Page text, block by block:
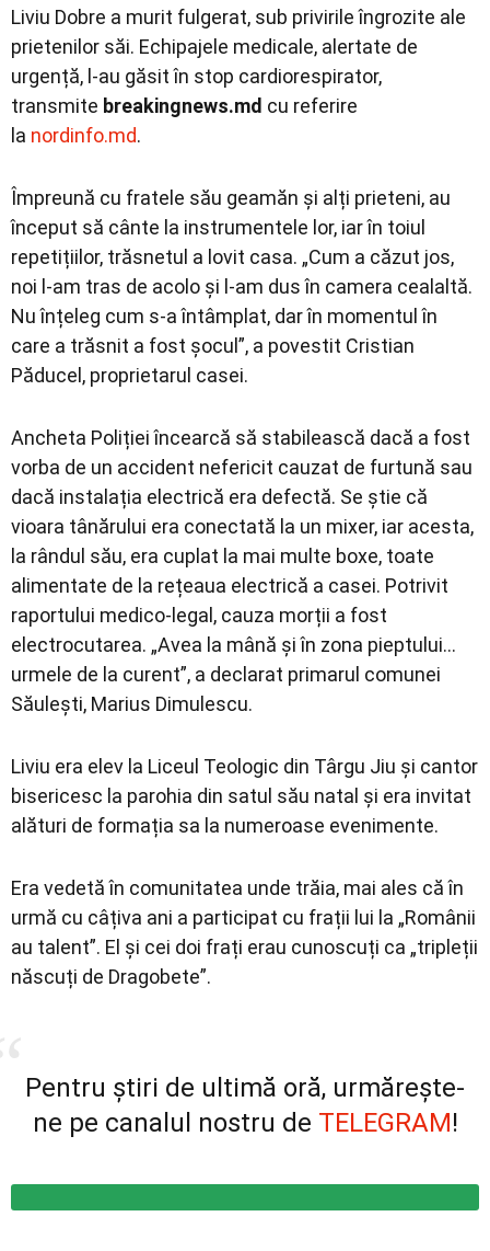
Liviu Dobre a murit fulgerat, sub privirile îngrozite ale
prietenilor săi. Echipajele medicale, alertate de
urgență, l-au găsit în stop cardiorespirator,
transmite breakingnews.md cu referire
la nordinfo.md.
Împreună cu fratele său geamăn și alți prieteni, au
început să cânte la instrumentele lor, iar în toiul
repetițiilor, trăsnetul a lovit casa. „Cum a căzut jos,
noi l-am tras de acolo și l-am dus în camera cealaltă.
Nu înțeleg cum s-a întâmplat, dar în momentul în
care a trăsnit a fost șocul”, a povestit Cristian
Păducel, proprietarul casei.
Ancheta Poliției încearcă să stabilească dacă a fost
vorba de un accident nefericit cauzat de furtună sau
dacă instalația electrică era defectă. Se știe că
vioara tânărului era conectată la un mixer, iar acesta,
la rândul său, era cuplat la mai multe boxe, toate
alimentate de la rețeaua electrică a casei. Potrivit
raportului medico-legal, cauza morții a fost
electrocutarea. „Avea la mână și în zona pieptului…
urmele de la curent”, a declarat primarul comunei
Săulești, Marius Dimulescu.
Liviu era elev la Liceul Teologic din Târgu Jiu și cantor
bisericesc la parohia din satul său natal și era invitat
alături de formația sa la numeroase evenimente.
Era vedetă în comunitatea unde trăia, mai ales că în
urmă cu câțiva ani a participat cu frații lui la „Românii
au talent”. El și cei doi frați erau cunoscuți ca „tripleții
născuți de Dragobete”.
Pentru știri de ultimă oră, urmărește-
ne pe canalul nostru de TELEGRAM!